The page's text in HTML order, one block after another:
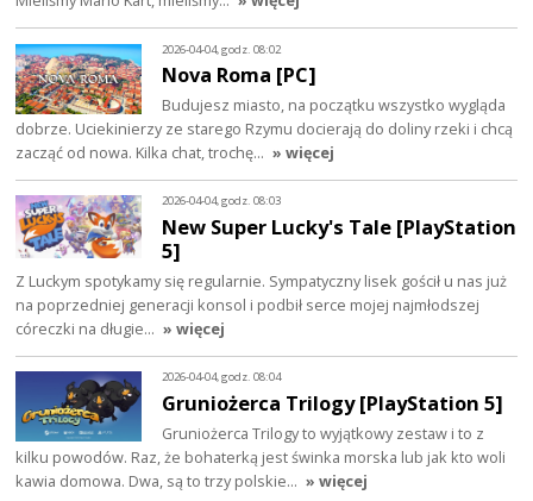
2026-04-04, godz. 08:02
Nova Roma [PC]
Budujesz miasto, na początku wszystko wygląda
dobrze. Uciekinierzy ze starego Rzymu docierają do doliny rzeki i chcą
zacząć od nowa. Kilka chat, trochę… » więcej
2026-04-04, godz. 08:03
New Super Lucky's Tale [PlayStation
5]
Z Luckym spotykamy się regularnie. Sympatyczny lisek gościł u nas już
na poprzedniej generacji konsol i podbił serce mojej najmłodszej
córeczki na długie… » więcej
2026-04-04, godz. 08:04
Gruniożerca Trilogy [PlayStation 5]
Gruniożerca Trilogy to wyjątkowy zestaw i to z
kilku powodów. Raz, że bohaterką jest świnka morska lub jak kto woli
kawia domowa. Dwa, są to trzy polskie… » więcej